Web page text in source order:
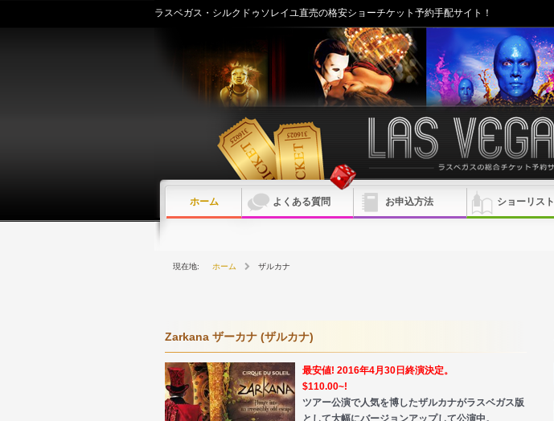
ラスベガス・シルクドゥソレイユ直売の格安ショーチケット予約手配サイト！
ホーム よくある質問 お申込方法 ショーリスト
ホーム ザルカナ
Zarkana ザーカナ (ザルカナ)
最安値! 2016年4月30日終演決定。
$110.00~!
ツアー公演で人気を博したザルカナがラスベガス版
として大幅にバージョンアップして公演中。